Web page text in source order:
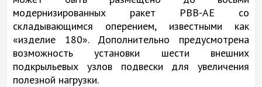
модернизированных ракет РВВ-АЕ со
складывающимся оперением, известными как
«изделие 180». Дополнительно предусмотрена
возможность установки шести внешних
подкрыльевых узлов подвески для увеличения
полезной нагрузки.